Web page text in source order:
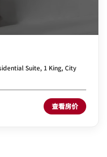
Suite, 1 King, City
查看房价